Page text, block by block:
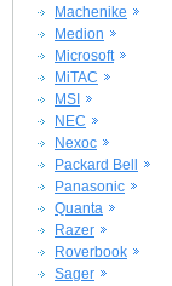
Machenike
Medion
Microsoft
MiTAC
MSI
NEC
Nexoc
Packard Bell
Panasonic
Quanta
Razer
Roverbook
Sager